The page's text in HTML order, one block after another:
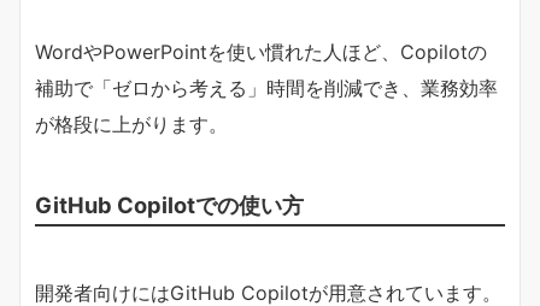
WordやPowerPointを使い慣れた人ほど、Copilotの
補助で「ゼロから考える」時間を削減でき、業務効率
が格段に上がります。
GitHub Copilotでの使い方
開発者向けにはGitHub Copilotが用意されています。